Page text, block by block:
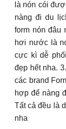
là nón cói
nàng đi du
form nón đâu
hơi nước là
cực kì dễ
đẹp hết nha.
các brand
hợp để nàng
Tất cả đều là
nha